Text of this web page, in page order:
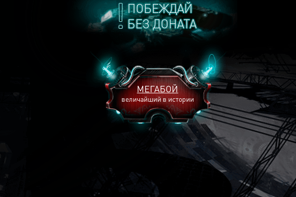
ПОБЕЖДАЙ
БЕЗ ДОНАТА
МЕГАБОЙ
величайший в истории